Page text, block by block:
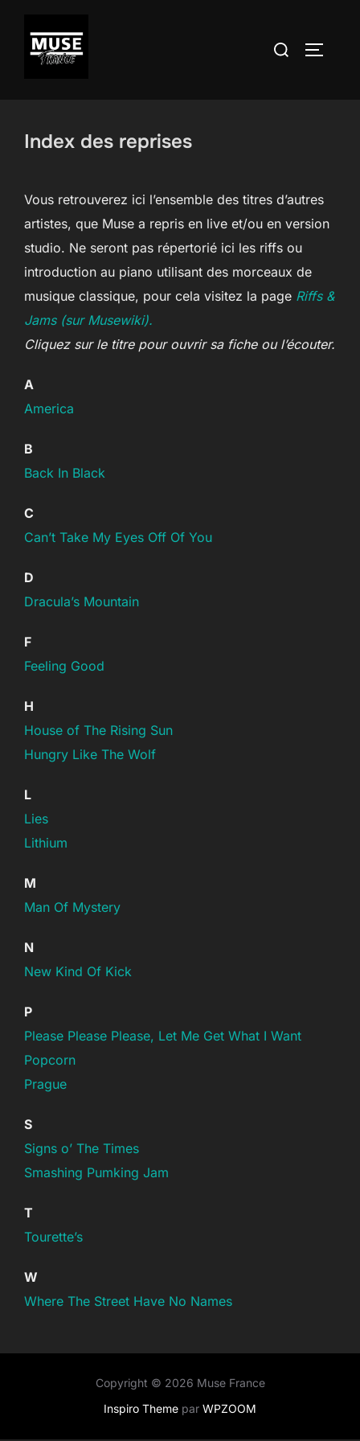
contenu
Rechercher :
Index des reprises
Vous retrouverez ici l’ensemble des titres d’autres
artistes, que Muse a repris en live et/ou en version
studio. Ne seront pas répertorié ici les riffs ou
introduction au piano utilisant des morceaux de
musique classique, pour cela visitez la page Riffs &
Jams (sur Musewiki).
Cliquez sur le titre pour ouvrir sa fiche ou l’écouter.
A
America
B
Back In Black
C
Can’t Take My Eyes Off Of You
D
Dracula’s Mountain
F
Feeling Good
H
House of The Rising Sun
Hungry Like The Wolf
L
Lies
Lithium
M
Man Of Mystery
N
New Kind Of Kick
P
Please Please Please, Let Me Get What I Want
Popcorn
Prague
S
Signs o’ The Times
Smashing Pumking Jam
T
Tourette’s
W
Where The Street Have No Names
Copyright © 2026 Muse France
Inspiro Theme par WPZOOM